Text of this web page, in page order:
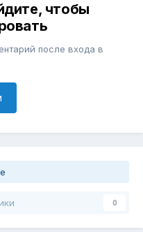
чтобы
после входа в
0